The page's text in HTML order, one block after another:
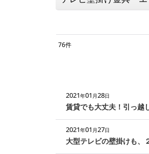
76件
2021年01 月28日
賃貸でも大丈夫！引っ越
2021年01 月27日
大型テレビの壁掛けも、